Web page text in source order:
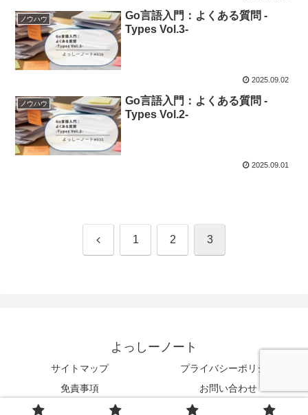
ノウハウ
Go言語入門：よくある質問 -
Types Vol.3-
2025.09.02
ノウハウ
Go言語入門：よくある質問 -
Types Vol.2-
2025.09.01
前 1 2 3
よっしーノート
サイトマップ
プライバシーポリシー
免責事項
お問い合わせ
© 2023 よっしーノート.